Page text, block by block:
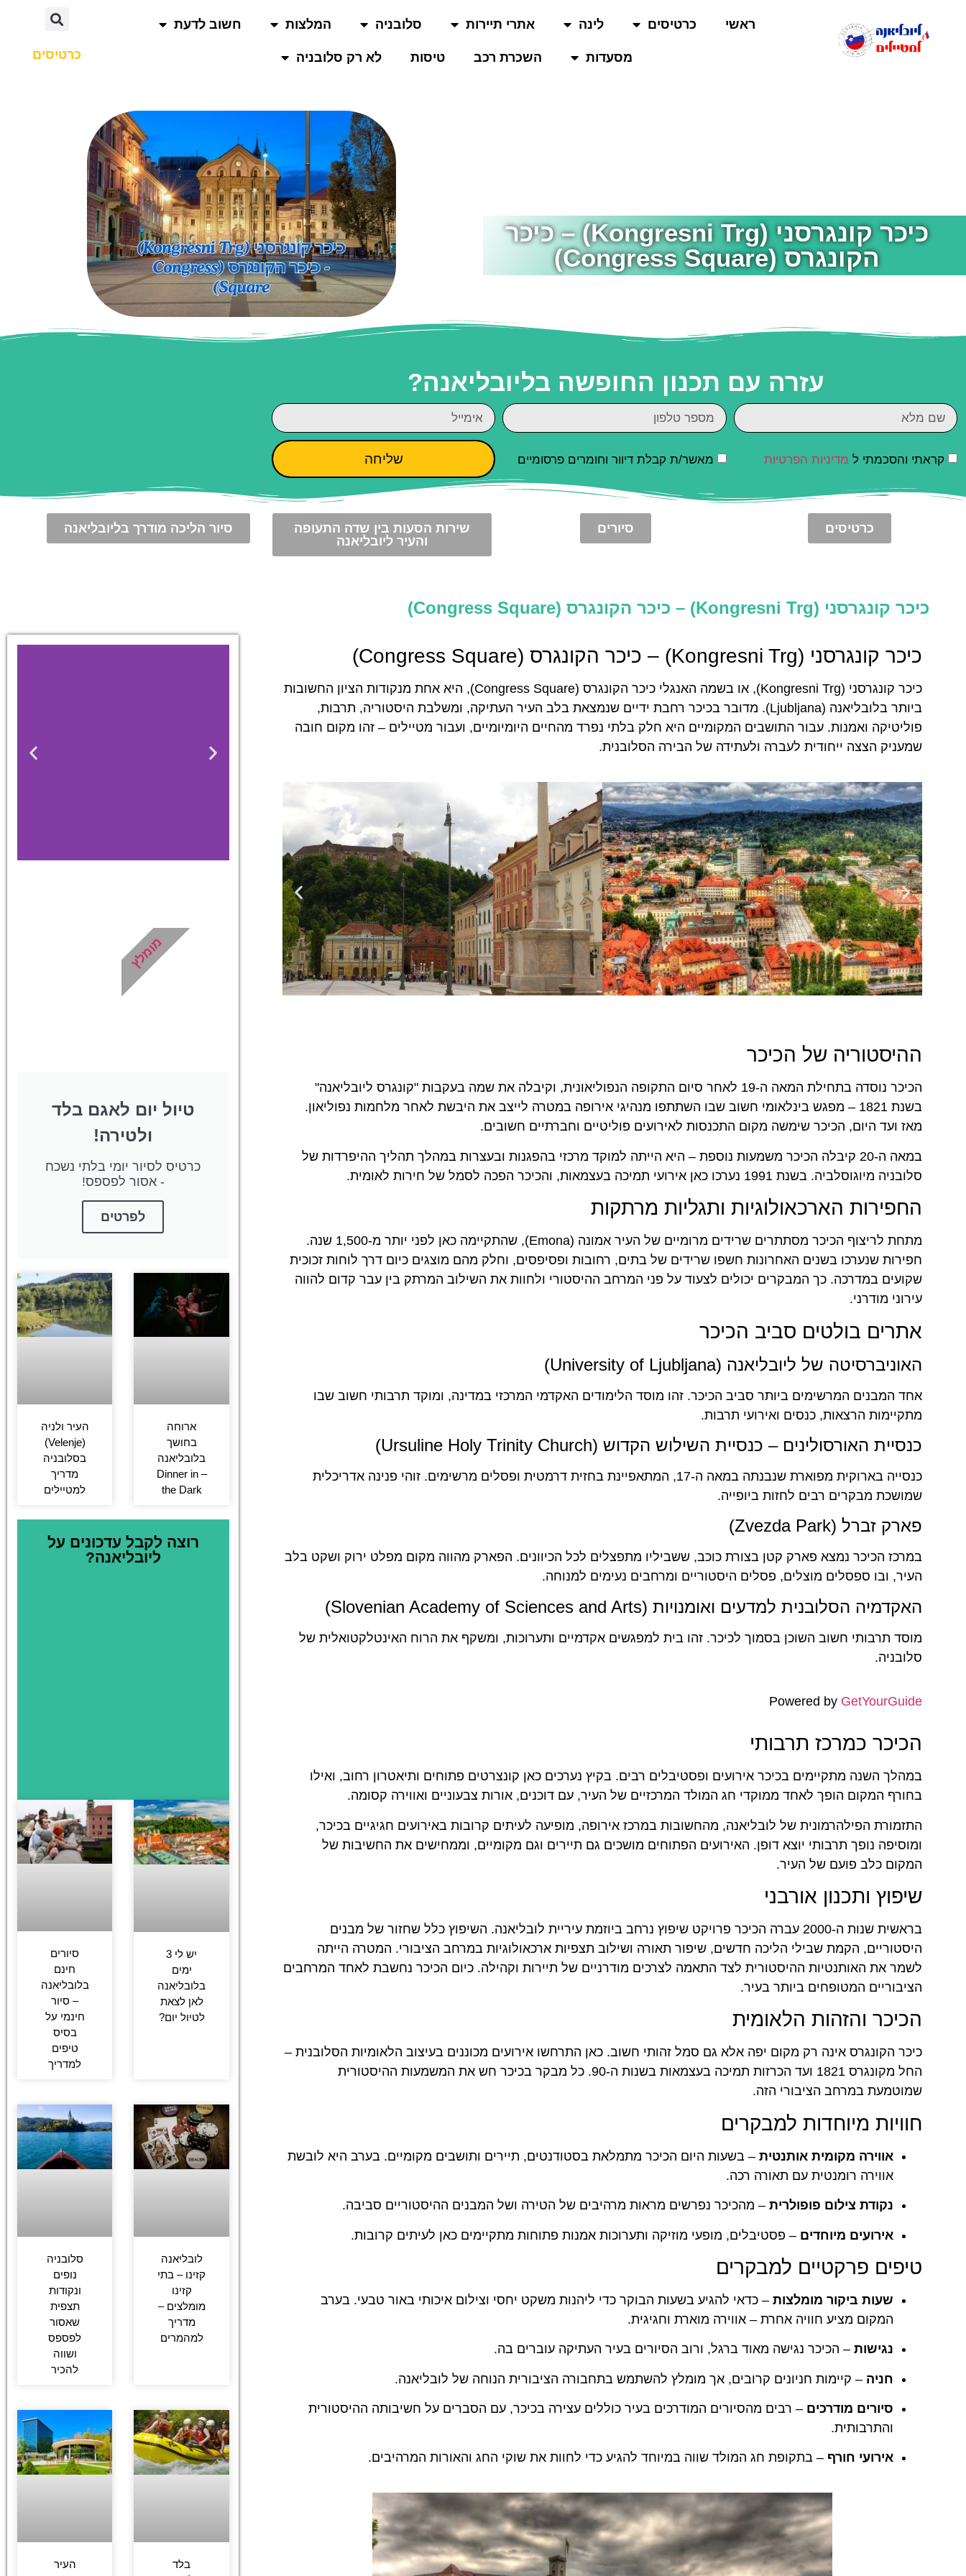
ראשי כרטיסים לינה אתרי תיירות סלובניה המלצות חשוב לדעת
מסעדות השכרת רכב טיסות לא רק סלובניה כרטיסים
כיכר קונגרסני (Kongresni Trg) – כיכר
הקונגרס (Congress Square)
עזרה עם תכנון החופשה בליובליאנה?
קראתי והסכמתי ל מדיניות הפרטיות מאשר/ת קבלת דיוור וחומרים פרסומיים שליחה
כרטיסים סיורים
שירות הסעות בין שדה התעופה
והעיר ליובליאנה
סיור הליכה מודרך בליובליאנה
כיכר קונגרסני (Kongresni Trg) – כיכר הקונגרס (Congress Square)
כיכר קונגרסני (Kongresni Trg) – כיכר הקונגרס (Congress Square)
כיכר קונגרסני (Kongresni Trg), או בשמה האנגלי כיכר הקונגרס (Congress Square), היא אחת מנקודות הציון החשובות
ביותר בלובליאנה (Ljubljana). מדובר בכיכר רחבת ידיים שנמצאת בלב העיר העתיקה, ומשלבת היסטוריה, תרבות,
פוליטיקה ואמנות. עבור התושבים המקומיים היא חלק בלתי נפרד מהחיים היומיומיים, ועבור מטיילים – זהו מקום חובה
שמעניק הצצה ייחודית לעברה ולעתידה של הבירה הסלובנית.
ההיסטוריה של הכיכר
הכיכר נוסדה בתחילת המאה ה-19 לאחר סיום התקופה הנפוליאונית, וקיבלה את שמה בעקבות "קונגרס ליובליאנה"
בשנת 1821 – מפגש בינלאומי חשוב שבו השתתפו מנהיגי אירופה במטרה לייצב את היבשת לאחר מלחמות נפוליאון.
מאז ועד היום, הכיכר שימשה מקום התכנסות לאירועים פוליטיים וחברתיים חשובים.
במאה ה-20 קיבלה הכיכר משמעות נוספת – היא הייתה למוקד מרכזי בהפגנות ובעצרות במהלך תהליך ההיפרדות של
סלובניה מיוגוסלביה. בשנת 1991 נערכו כאן אירועי תמיכה בעצמאות, והכיכר הפכה לסמל של חירות לאומית.
החפירות הארכאולוגיות ותגליות מרתקות
מתחת לריצוף הכיכר מסתתרים שרידים מרומיים של העיר אמונה (Emona), שהתקיימה כאן לפני יותר מ-1,500 שנה.
חפירות שנערכו בשנים האחרונות חשפו שרידים של בתים, רחובות ופסיפסים, וחלק מהם מוצגים כיום דרך לוחות זכוכית
שקועים במדרכה. כך המבקרים יכולים לצעוד על פני המרחב ההיסטורי ולחוות את השילוב המרתק בין עבר קדום להווה
עירוני מודרני.
אתרים בולטים סביב הכיכר
האוניברסיטה של ליובליאנה (University of Ljubljana)
אחד המבנים המרשימים ביותר סביב הכיכר. זהו מוסד הלימודים האקדמי המרכזי במדינה, ומוקד תרבותי חשוב שבו
מתקיימות הרצאות, כנסים ואירועי תרבות.
כנסיית האורסולינים – כנסיית השילוש הקדוש (Ursuline Holy Trinity Church)
כנסייה בארוקית מפוארת שנבנתה במאה ה-17, המתאפיינת בחזית דרמטית ופסלים מרשימים. זוהי פנינה אדריכלית
שמושכת מבקרים רבים לחזות ביופייה.
פארק זברל (Zvezda Park)
במרכז הכיכר נמצא פארק קטן בצורת כוכב, ששביליו מתפצלים לכל הכיוונים. הפארק מהווה מקום מפלט ירוק ושקט בלב
העיר, ובו ספסלים מוצלים, פסלים היסטוריים ומרחבים נעימים למנוחה.
האקדמיה הסלובנית למדעים ואומנויות (Slovenian Academy of Sciences and Arts)
מוסד תרבותי חשוב השוכן בסמוך לכיכר. זהו בית למפגשים אקדמיים ותערוכות, ומשקף את הרוח האינטלקטואלית של
סלובניה.
Powered by GetYourGuide
הכיכר כמרכז תרבותי
במהלך השנה מתקיימים בכיכר אירועים ופסטיבלים רבים. בקיץ נערכים כאן קונצרטים פתוחים ותיאטרון רחוב, ואילו
בחורף המקום הופך לאחד ממוקדי חג המולד המרכזיים של העיר, עם דוכנים, אורות צבעוניים ואווירה קסומה.
התזמורת הפילהרמונית של לובליאנה, מהחשובות במרכז אירופה, מופיעה לעיתים קרובות באירועים חגיגיים בכיכר,
ומוסיפה נופך תרבותי יוצא דופן. האירועים הפתוחים מושכים גם תיירים וגם מקומיים, וממחישים את החשיבות של
המקום כלב פועם של העיר.
שיפוץ ותכנון אורבני
בראשית שנות ה-2000 עברה הכיכר פרויקט שיפוץ נרחב ביוזמת עיריית לובליאנה. השיפוץ כלל שחזור של מבנים
היסטוריים, הקמת שבילי הליכה חדשים, שיפור תאורה ושילוב תצפיות ארכאולוגיות במרחב הציבורי. המטרה הייתה
לשמר את האותנטיות ההיסטורית לצד התאמה לצרכים מודרניים של תיירות וקהילה. כיום הכיכר נחשבת לאחד המרחבים
הציבוריים המטופחים ביותר בעיר.
הכיכר והזהות הלאומית
כיכר הקונגרס אינה רק מקום יפה אלא גם סמל זהותי חשוב. כאן התרחשו אירועים מכוננים בעיצוב הלאומיות הסלובנית –
החל מקונגרס 1821 ועד הכרזות תמיכה בעצמאות בשנות ה-90. כל מבקר בכיכר חש את המשמעות ההיסטורית
שמוטמעת במרחב הציבורי הזה.
חוויות מיוחדות למבקרים
אווירה מקומית אותנטית– בשעות היום הכיכר מתמלאת בסטודנטים, תיירים ותושבים מקומיים. בערב היא לובשת
אווירה רומנטית עם תאורה רכה.
נקודת צילום פופולרית– מהכיכר נפרשים מראות מרהיבים של הטירה ושל המבנים ההיסטוריים סביבה.
אירועים מיוחדים – פסטיבלים, מופעי מוזיקה ותערוכות אמנות פתוחות מתקיימים כאן לעיתים קרובות.
טיפים פרקטיים למבקרים
שעות ביקור מומלצות– כדאי להגיע בשעות הבוקר כדי ליהנות משקט יחסי וצילום איכותי באור טבעי. בערב
המקום מציע חוויה אחרת – אווירה מוארת וחגיגית.
נגישות– הכיכר נגישה מאוד ברגל, ורוב הסיורים בעיר העתיקה עוברים בה.
חניה – קיימות חניונים קרובים, אך מומלץ להשתמש בתחבורה הציבורית הנוחה של לובליאנה.
סיורים מודרכים – רבים מהסיורים המודרכים בעיר כוללים עצירה בכיכר, עם הסברים על חשיבותה ההיסטורית
והתרבותית.
אירועי חורף – בתקופת חג המולד שווה במיוחד להגיע כדי לחוות את שוקי החג והאורות המרהיבים.
מגוון כרטיסים
לאטרקציות
ייחודיות לסלובניה!
טיול יום לאגם בלד
ולטירה!
כרטיס לסיור יומי בלתי נשכח
- אסור לפספס!
לפרטים
מומלץ
ארוחה
בחושך
בלובליאנה
– Dinner in
the Dark
העיר ולניה
(Velenje)
בסלובניה
מדריך
למטיילים
רוצה לקבל עדכונים על
ליובליאנה?
יש לי 3
ימים
בלובליאנה
לאן לצאת
לטיול יום?
סיורים
חינם
בלובליאנה
– סיור
חינמי על
בסיס
טיפים
למדריך
לובליאנה
קזינו – בתי
קזינו
מומלצים –
מדריך
למהמרים
סלובניה
נופים
ונקודות
תצפית
שאסור
לפספס
ושווה
להכיר
בלד
העיר